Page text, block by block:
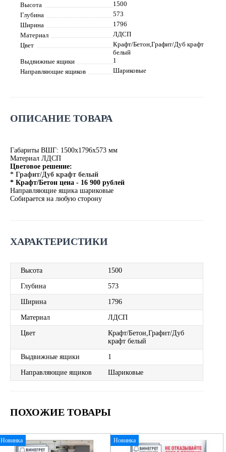
Высота
1500
Глубина
573
Ширина
1796
Материал
ЛДСП
Цвет
Крафт/Бетон,Графит/Дуб крафт
белый
Выдвижные ящики
1
Направляющие ящиков
Шариковые
ОПИСАНИЕ ТОВАРА
Габариты ВШГ: 1500х1796х573 мм
Материал ЛДСП
Цветовое решение:
* Графит/Дуб крафт белый
* Крафт/Бетон цена - 16 900 рублей
Направляющие ящика шариковые
Собирается на любую сторону
ХАРАКТЕРИСТИКИ
Высота 1500
Глубина 573
Ширина 1796
Материал ЛДСП
Цвет
Крафт/Бетон,Графит/Дуб
крафт белый
Выдвижные ящики 1
Направляющие ящиков Шариковые
ПОХОЖИЕ ТОВАРЫ
Новинка Новинка